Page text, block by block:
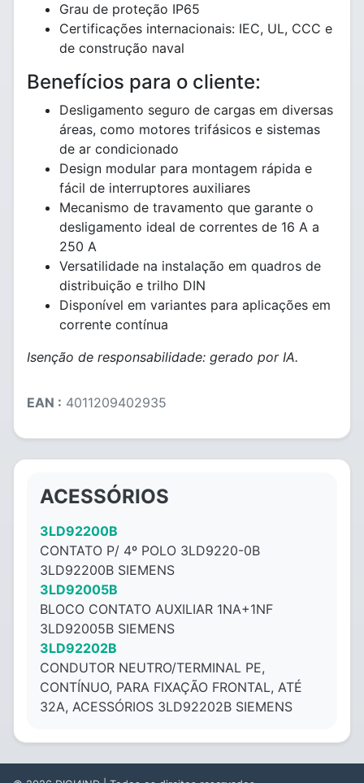
Grau de proteção IP65
Certificações internacionais: IEC, UL, CCC e
de construção naval
Benefícios para o cliente:
Desligamento seguro de cargas em diversas
áreas, como motores trifásicos e sistemas
de ar condicionado
Design modular para montagem rápida e
fácil de interruptores auxiliares
Mecanismo de travamento que garante o
desligamento ideal de correntes de 16 A a
250 A
Versatilidade na instalação em quadros de
distribuição e trilho DIN
Disponível em variantes para aplicações em
corrente contínua
Isenção de responsabilidade: gerado por IA.
EAN : 4011209402935
ACESSÓRIOS
3LD92200B
CONTATO P/ 4º POLO 3LD9220-0B
3LD92200B SIEMENS
3LD92005B
BLOCO CONTATO AUXILIAR 1NA+1NF
3LD92005B SIEMENS
3LD92202B
CONDUTOR NEUTRO/TERMINAL PE,
CONTÍNUO, PARA FIXAÇÃO FRONTAL, ATÉ
32A, ACESSÓRIOS 3LD92202B SIEMENS